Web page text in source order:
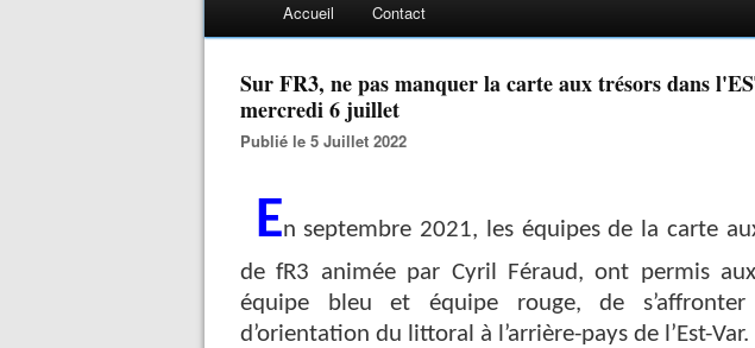
Accueil Contact
Sur FR3, ne pas manquer la carte aux trésors dans l'ESTEREL, le
mercredi 6 juillet
Publié le 5 Juillet 2022
En septembre 2021, les équipes de la carte
de fR3 animée par Cyril Féraud,ont permis
équipe bleu et équipe rouge, de
d’orientation du littoral à l’arrière-pays de l’Est-Var.